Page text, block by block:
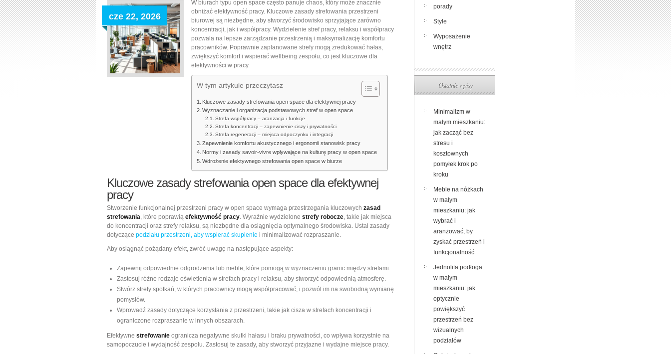
space:
kluczowe
zasady
podziału
przestrzeni
efektywnej
komfortowej
cze 22, 2026
W biurach typu open space często panuje chaos, który może znacznie
obniżać efektywność pracy. Kluczowe zasady strefowania przestrzeni
biurowej są niezbędne, aby stworzyć środowisko sprzyjające zarówno
koncentracji, jak i współpracy. Wydzielenie stref pracy, relaksu i współpracy
pozwala na lepsze zarządzanie przestrzenią i maksymalizację komfortu
pracowników. Poprawnie zaplanowane strefy mogą zredukować hałas,
zwiększyć komfort i wspierać wellbeing zespołu, co jest kluczowe dla
efektywności w pracy.
W tym artykule przeczytasz
Kluczowe zasady strefowania open space dla efektywnej pracy
Wyznaczanie i organizacja podstawowych stref w open space
Strefa współpracy – aranżacja i funkcje
Strefa koncentracji – zapewnienie ciszy i prywatności
Strefa regeneracji – miejsca odpoczynku i integracji
Zapewnienie komfortu akustycznego i ergonomii stanowisk pracy
Normy i zasady savoir-vivre wpływające na kulturę pracy w open space
Wdrożenie efektywnego strefowania open space w biurze
Kluczowe zasady strefowania open space dla efektywnej
pracy
Stworzenie funkcjonalnej przestrzeni pracy w open space wymaga przestrzegania kluczowych zasad
strefowania, które poprawią efektywność pracy. Wyraźnie wydzielone strefy robocze, takie jak miejsca
do koncentracji oraz strefy relaksu, są niezbędne dla osiągnięcia optymalnego środowiska. Ustal zasady
dotyczące podziału przestrzeni, aby wspierać skupienie i minimalizować rozpraszanie.
Aby osiągnąć pożądany efekt, zwróć uwagę na następujące aspekty:
Zapewnij odpowiednie odgrodzenia lub meble, które pomogą w wyznaczeniu granic między strefami.
Zastosuj różne rodzaje oświetlenia w strefach pracy i relaksu, aby stworzyć odpowiednią atmosferę.
Stwórz strefy spotkań, w których pracownicy mogą współpracować, i pozwól im na swobodną wymianę
pomysłów.
Wprowadź zasady dotyczące korzystania z przestrzeni, takie jak cisza w strefach koncentracji i
ograniczone rozpraszanie w innych obszarach.
Efektywne strefowanie ogranicza negatywne skutki hałasu i braku prywatności, co wpływa korzystnie na
samopoczucie i wydajność zespołu. Zastosuj te zasady, aby stworzyć przyjazne i wydajne miejsce pracy.
porady
Style
Wyposażenie
wnętrz
Ostatnie wpisy
Minimalizm w
małym mieszkaniu:
jak zacząć bez
stresu i
kosztownych
pomyłek krok po
kroku
Meble na nóżkach
w małym
mieszkaniu: jak
wybrać i
aranżować, by
zyskać przestrzeń i
funkcjonalność
Jednolita podłoga
w małym
mieszkaniu: jak
optycznie
powiększyć
przestrzeń bez
wizualnych
podziałów